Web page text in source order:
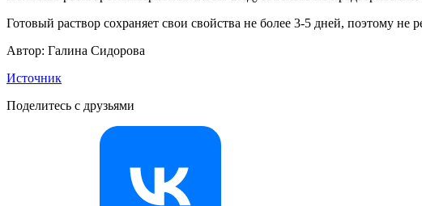
Готовый раствор сохраняет свои свойства не более 3-5 дней, поэтому не
Автор: Галина Сидорова
Источник
Поделитесь с друзьями